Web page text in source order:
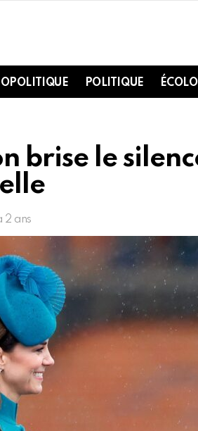
POLITIQUE
brise le
2 ans